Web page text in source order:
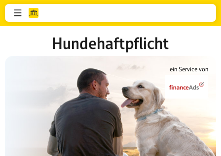
Hundehaftpflicht
ein Service von